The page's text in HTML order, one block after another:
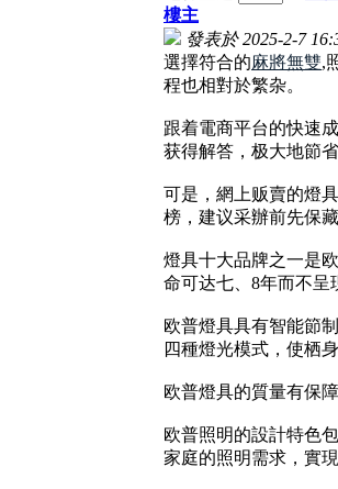
樓主
發表於 2025-2-7
選擇符合的麻將無雙,
程也相對於繁杂。
跟着電商平台的快速
获得解答，极大地節
可是，網上贩賣的燈
榜，建议采辦前先保藏
燈具十大品牌之一是
命可达七、8年而不呈
欧普燈具具有智能節
四種燈光模式，使栖
欧普燈具的質量有保
欧普照明的設計特色
家庭的照明需求，實現